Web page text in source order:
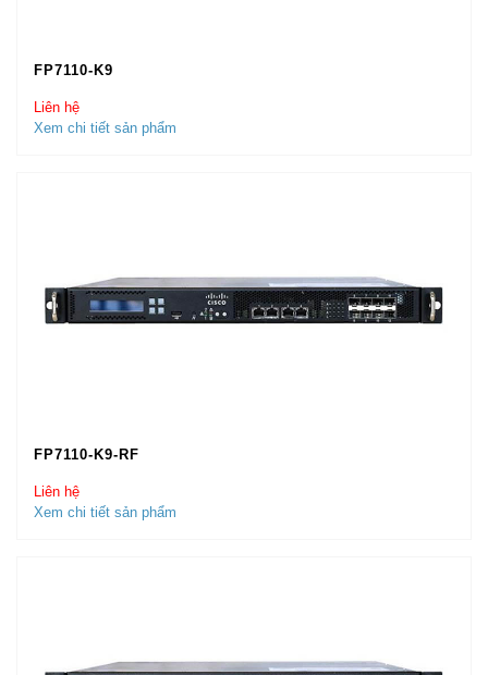
FP7110-K9
Liên hệ
Xem chi tiết sản phẩm
FP7110-K9-RF
Liên hệ
Xem chi tiết sản phẩm